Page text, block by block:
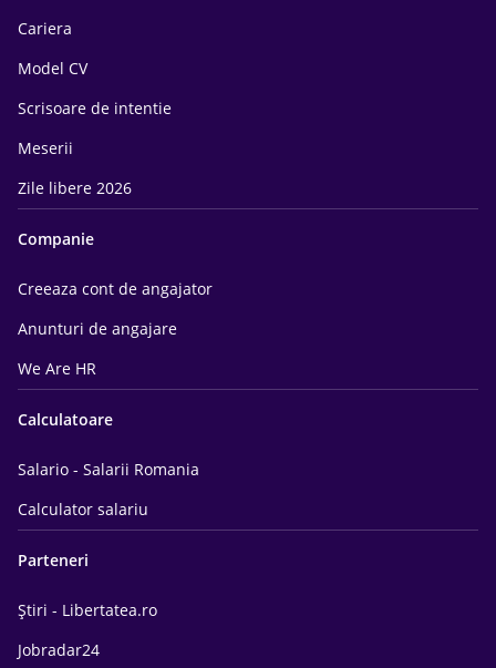
Cariera
Model CV
Scrisoare de intentie
Meserii
Zile libere 2026
Companie
Creeaza cont de angajator
Anunturi de angajare
We Are HR
Calculatoare
Salario - Salarii Romania
Calculator salariu
Parteneri
Știri - Libertatea.ro
Jobradar24